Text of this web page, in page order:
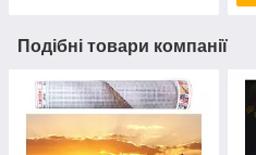
Подібні товари компанії